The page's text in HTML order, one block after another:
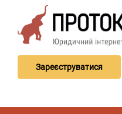
Зареєструватися